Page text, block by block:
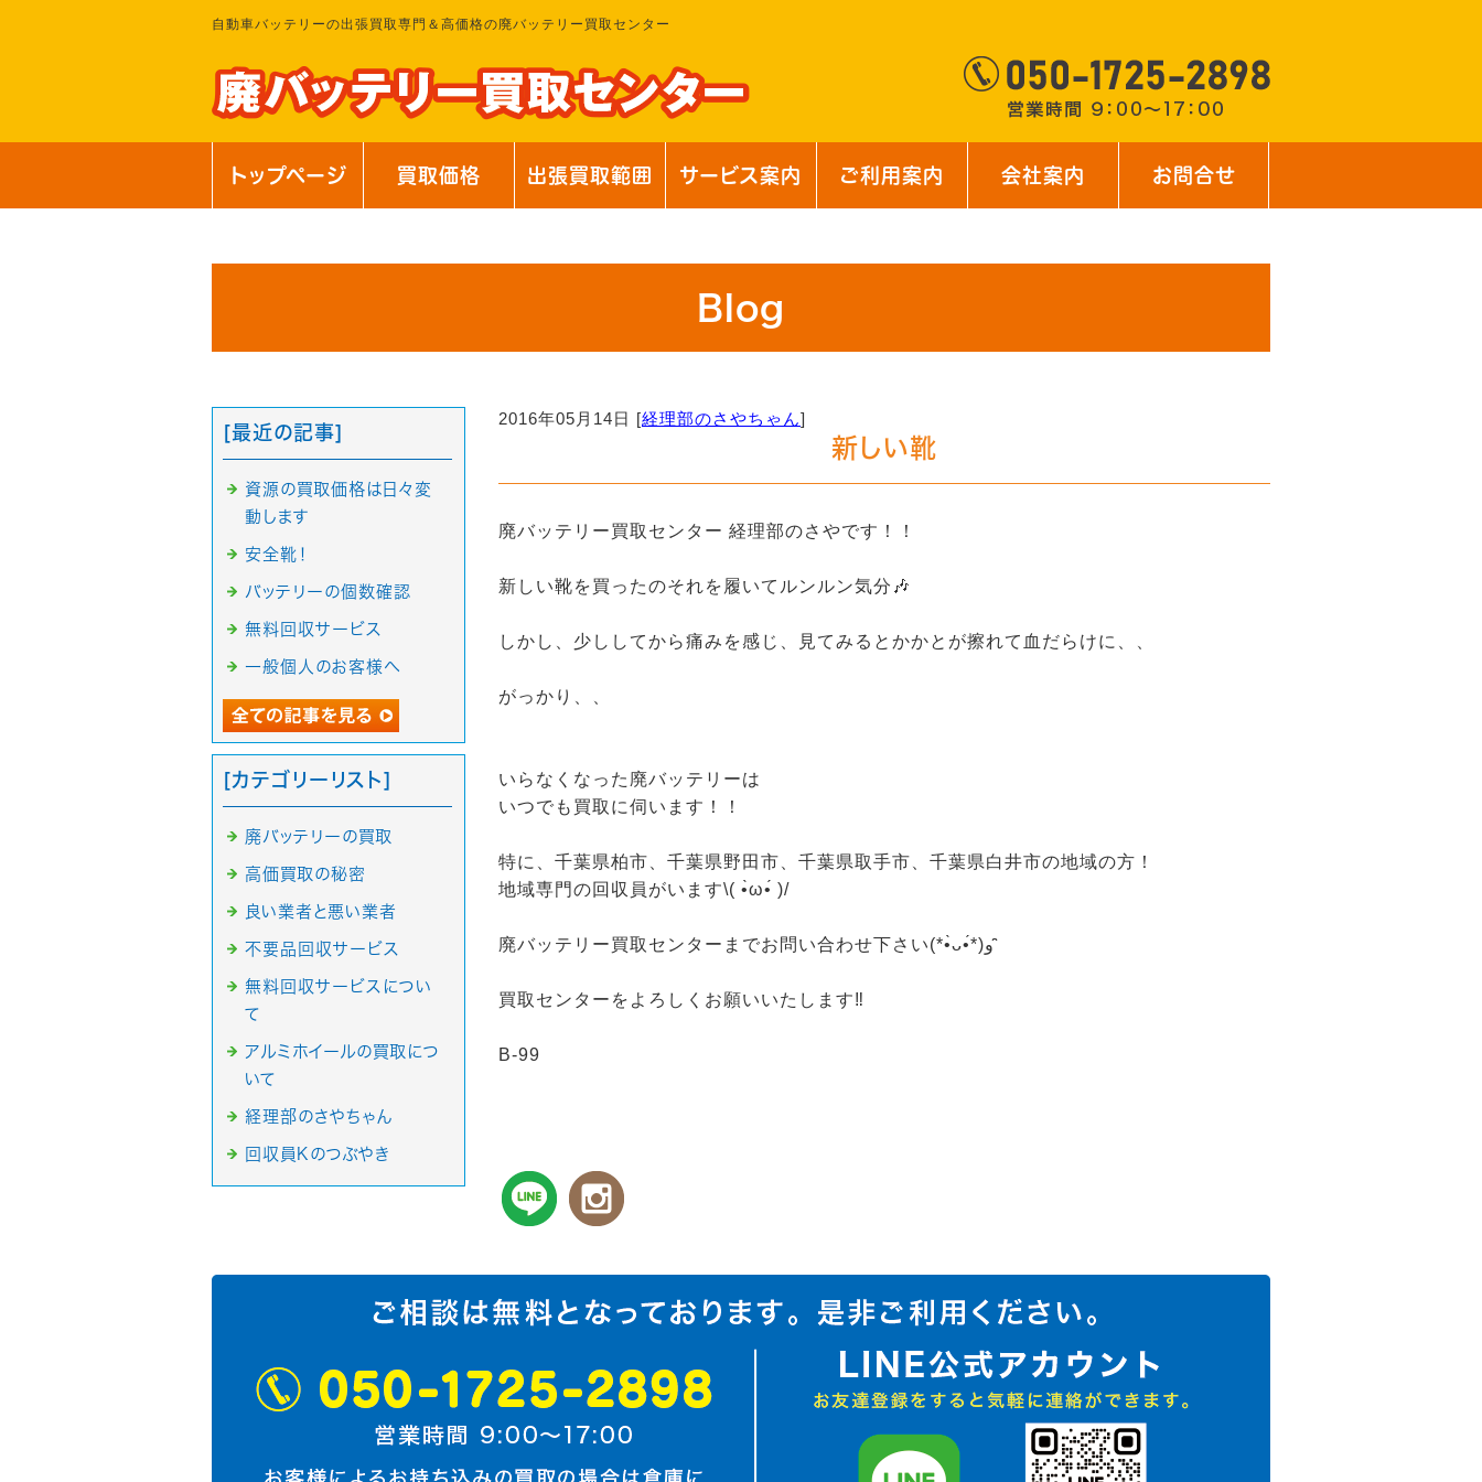
自動車バッテリーの出張買取専門＆高価格の廃バッテリー買取センター
トップページ 買取価格 出張買取範囲 サービス案内 ご利用案内 会社案内 お問合せ
Blog
2016年05月14日 [経理部のさやちゃん]
新しい靴
廃バッテリー買取センター 経理部のさやです！！
新しい靴を買ったのそれを履いてルンルン気分🎶
しかし、少ししてから痛みを感じ、見てみるとかかとが擦れて血だらけに、、
がっかり、、
いらなくなった廃バッテリーは
いつでも買取に伺います！！
特に、千葉県柏市、千葉県野田市、千葉県取手市、千葉県白井市の地域の方！
地域専門の回収員がいます\( •̀ω•́ )/
廃バッテリー買取センターまでお問い合わせ下さい(*•̀ᴗ•́*)و ̑̑
買取センターをよろしくお願いいたします‼
B-99
[最近の記事]
資源の買取価格は日々変
動します
安全靴！
バッテリーの個数確認
無料回収サービス
一般個人のお客様へ
[カテゴリーリスト]
廃バッテリーの買取
高価買取の秘密
良い業者と悪い業者
不要品回収サービス
無料回収サービスについ
て
アルミホイールの買取につ
いて
経理部のさやちゃん
回収員Kのつぶやき